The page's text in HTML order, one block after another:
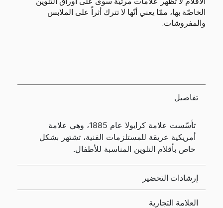
الخاصّة بها، ممّا يعني أنّها لا تترك أثراً على الملابس
والمفروشات.
تفاصيل
تأسّست علامة كرايولا عام 1885، وهي علامة
أمريكية عريقة للمستلزمات الفنية، تشتهر بشكل
خاص بأقلام التلوين المناسبة للأطفال.
إرشادات التحضير
العلامة التجارية